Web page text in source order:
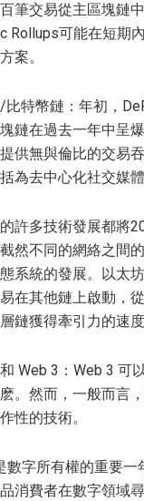
筆交易從主區塊鏈
Rollups可能在短期
案。
特幣鏈：年初，
鏈在過去一年中呈
供無與倫比的交易
為去中心化社交媒
許多技術發展都將
截然不同的網絡之間
系統的發展。以太
在其他鏈上啟動，
鏈獲得牽引力的速
Web 3：Web 3 可
。然而，一般而言
性的技術。
數字所有權的重要
消費者在數字領域